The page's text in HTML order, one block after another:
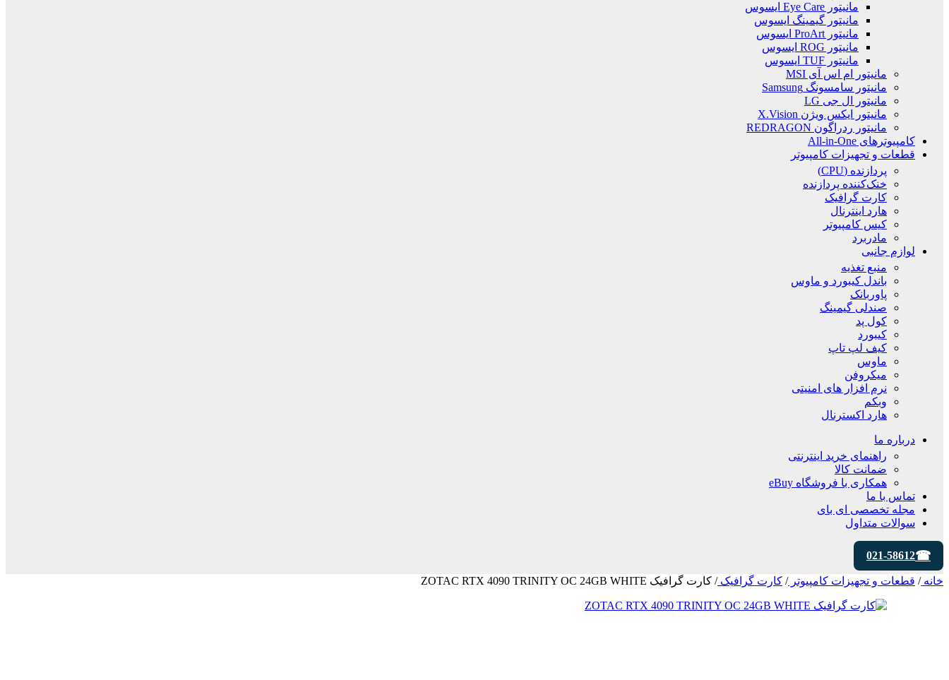
مانیتور Eye Care ایسوس
مانیتور گیمینگ ایسوس
مانیتور ProArt ایسوس
مانیتور ROG ایسوس
مانیتور TUF ایسوس
مانیتور ام اس آی MSI
مانیتور سامسونگ Samsung
مانیتور ال جی LG
مانیتور ایکس ویژن X.Vision
مانیتور ردراگون REDRAGON
کامپیوترهای All-in-One
قطعات و تجهیزات کامپیوتر
پردازنده (CPU)
خنک‌کننده پردازنده
کارت گرافیک
هارد اینترنال
کیس کامپیوتر
مادربرد
لوازم جانبی
منبع تغذیه
باندل کیبورد و ماوس
پاوربانک
صندلی گیمینگ
کول پد
کیبورد
کیف لپ تاپ
ماوس
میکروفن
نرم افزار های امنیتی
وبکم
هارد اکسترنال
درباره ما
راهنمای خرید اینترنتی
ضمانت کالا
همکاری با فروشگاه eBuy
تماس با ما
مجله تخصصی ای‌ بای
سوالات متداول
021-58612
خانه/ قطعات و تجهیزات کامپیوتر/ کارت گرافیک/ کارت گرافیک ZOTAC RTX 4090 TRINITY OC 24GB WHITE